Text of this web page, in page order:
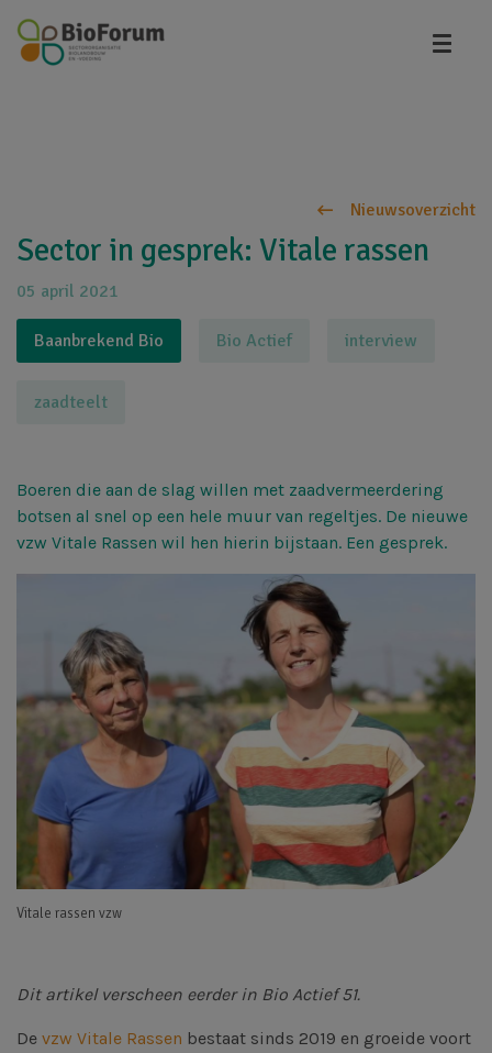
Nieuwsoverzicht
Sector in gesprek: Vitale rassen
05 april 2021
Baanbrekend Bio Bio Actief interview
zaadteelt
Boeren die aan de slag willen met zaadvermeerdering
botsen al snel op een hele muur van regeltjes. De nieuwe
vzw Vitale Rassen wil hen hierin bijstaan. Een gesprek.
Vitale rassen vzw
Dit artikel verscheen eerder in Bio Actief 51.
De vzw Vitale Rassen bestaat sinds 2019 en groeide voort